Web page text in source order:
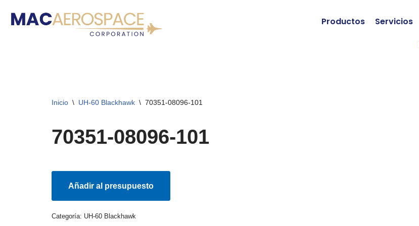
Ir
Productos Servicios
Inicio \ UH-60 Blackhawk \ 70351-08096-101
70351-08096-101
Añadir al presupuesto
Categoría: UH-60 Blackhawk